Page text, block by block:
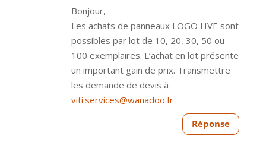
Bonjour,
Les achats de panneaux LOGO HVE sont
possibles par lot de 10, 20, 30, 50 ou
100 exemplaires. L’achat en lot présente
un important gain de prix. Transmettre
les demande de devis à
viti.services@wanadoo.fr
Réponse